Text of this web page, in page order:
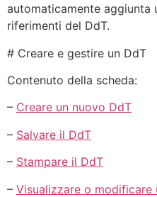
automaticamente aggiunta
riferimenti del DdT.
# Creare e gestire un DdT
Contenuto della scheda:
– Creare un nuovo DdT
– Salvare il DdT
– Stampare il DdT
– Visualizzare o modificare